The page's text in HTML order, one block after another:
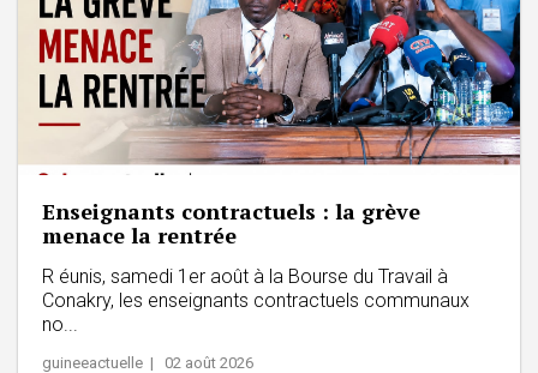
Enseignants contractuels : la grève
menace la rentrée
R éunis, samedi 1er août à la Bourse du Travail à
Conakry, les enseignants contractuels communaux
no...
guineeactuelle | 02 août 2026